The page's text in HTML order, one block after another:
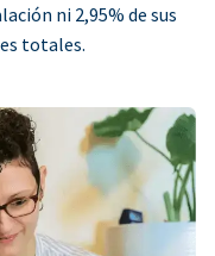
ni 2,95% de sus
totales.